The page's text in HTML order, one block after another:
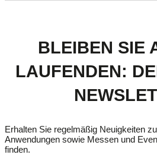
BLEIBEN SIE
LAUFENDEN:
Erhalten Sie regelmäßig Neuigkeiten
Anwendungen sowie Messen und
finden.